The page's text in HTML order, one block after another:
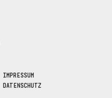
IMPRESSUM
DATENSCHUTZ